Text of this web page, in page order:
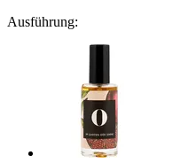
Ausführung: